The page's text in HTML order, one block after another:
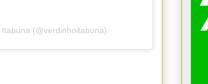
(@verdinhoitabuna)